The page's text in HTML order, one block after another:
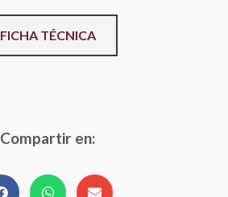
FICHA TÉCNICA
Compartir en: